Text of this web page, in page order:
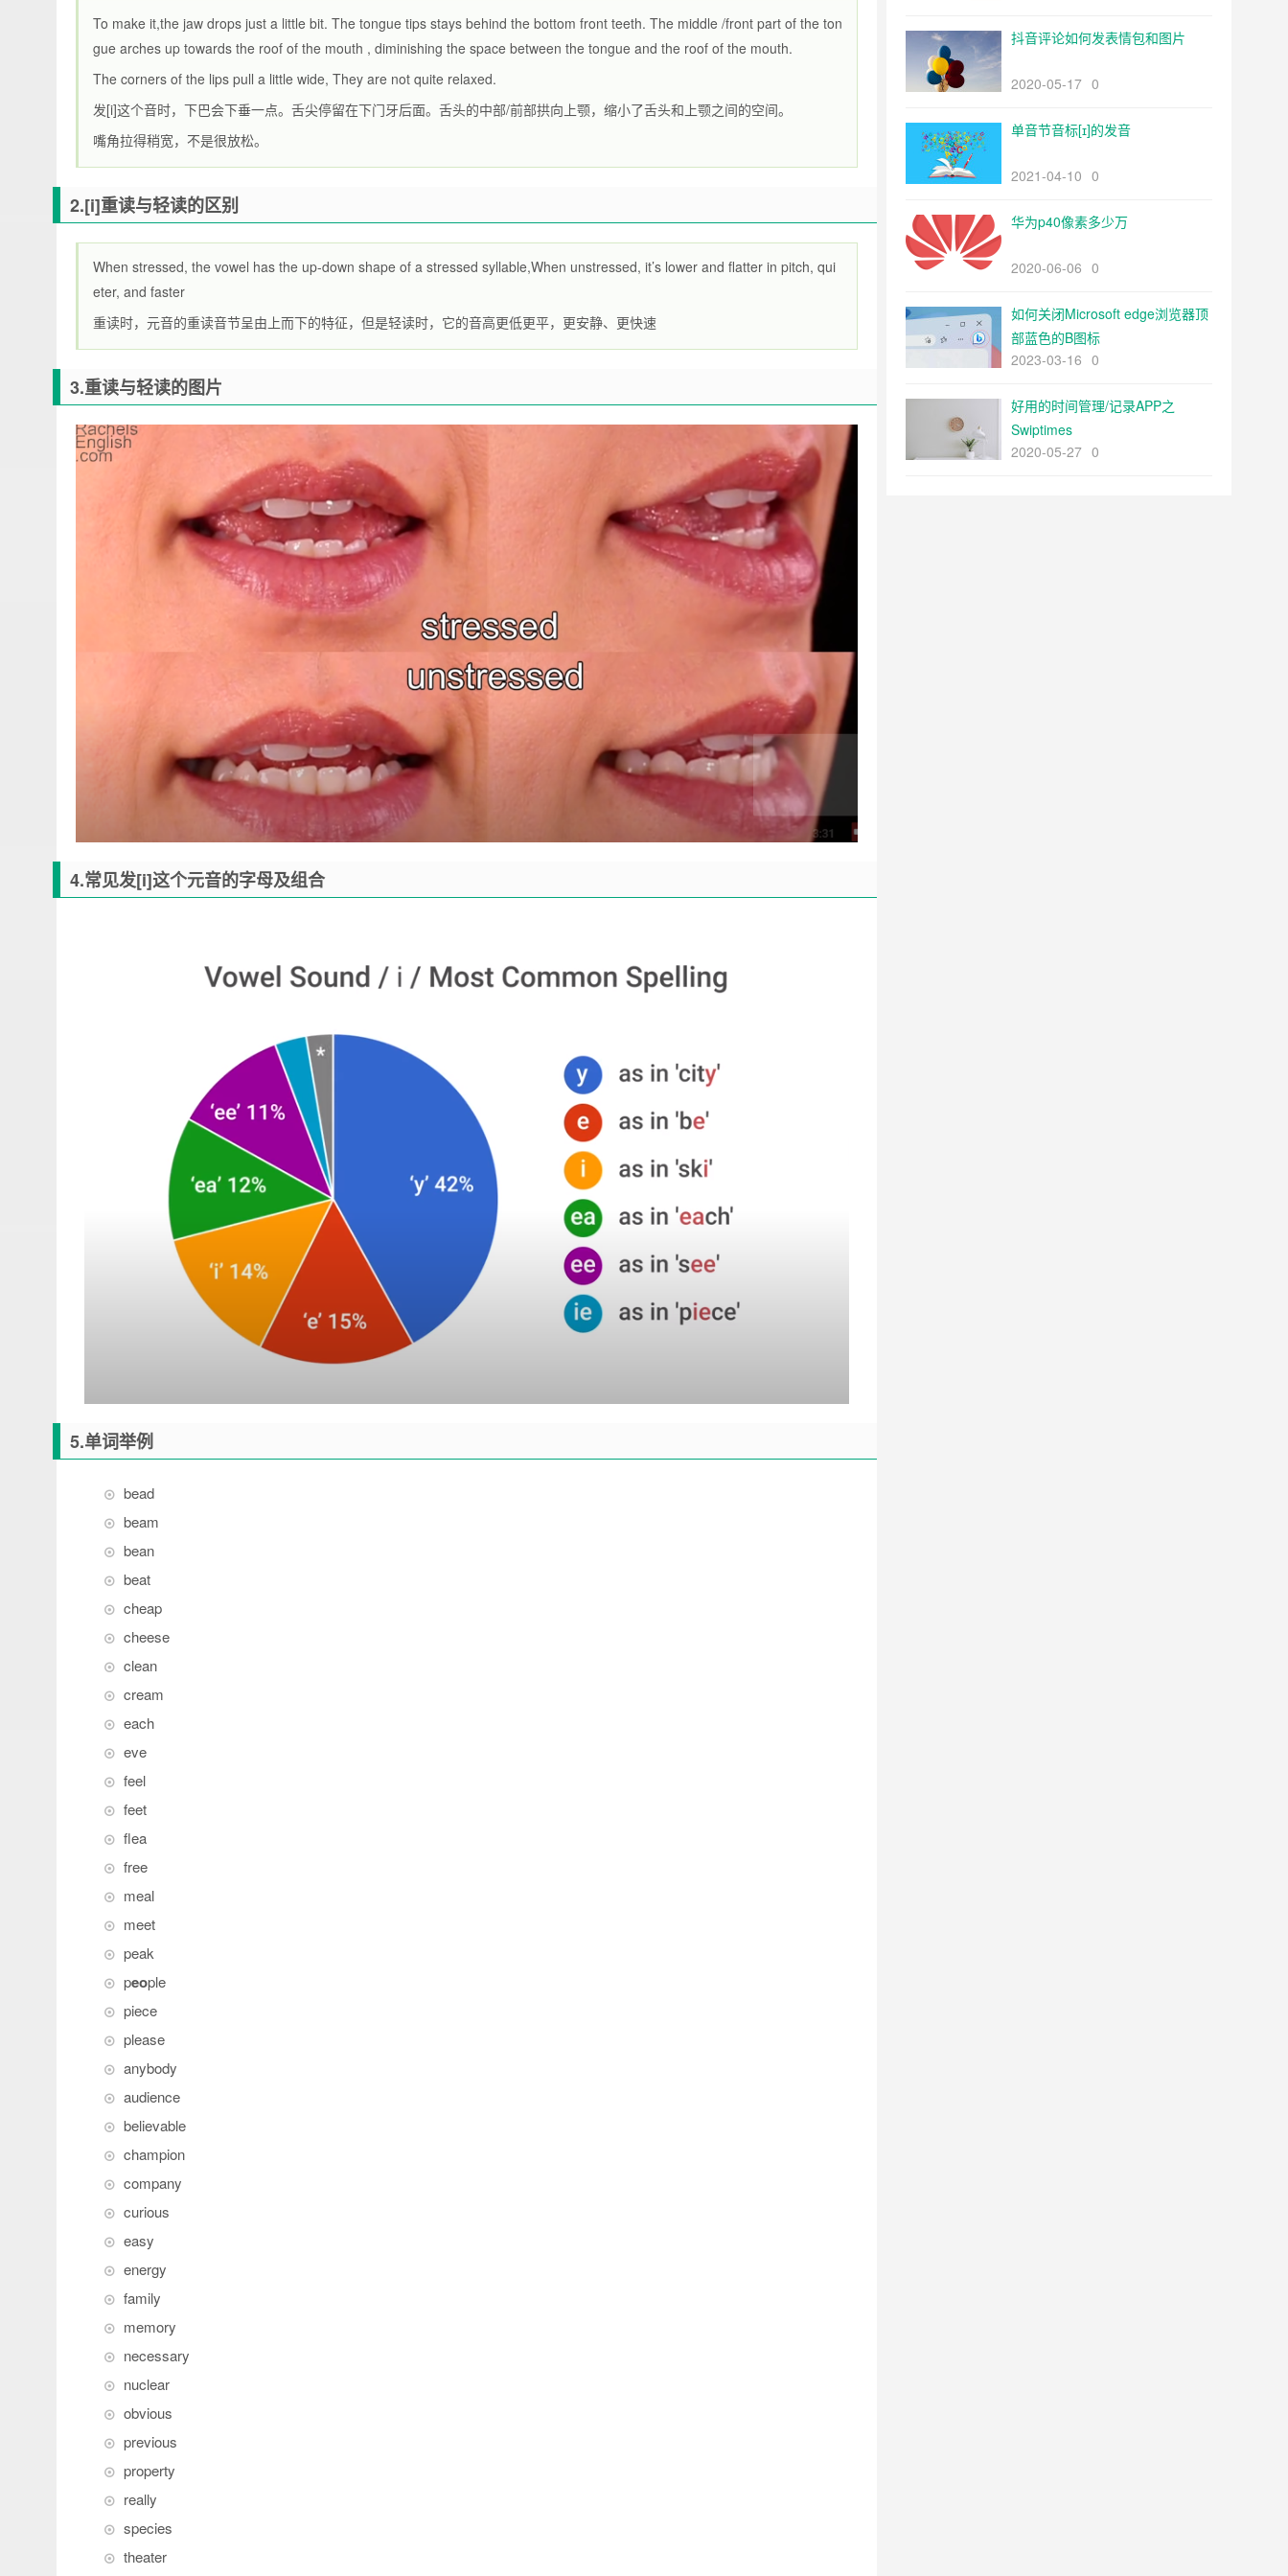
To make it,the jaw drops just a little bit. The tongue tips stays behind the bottom front teeth. The middle /front part of the ton
gue arches up towards the roof of the mouth , diminishing the space between the tongue and the roof of the mouth.
The corners of the lips pull a little wide, They are not quite relaxed.
发[i]这个音时，下巴会下垂一点。舌尖停留在下门牙后面。舌头的中部/前部拱向上颚，缩小了舌头和上颚之间的空间。
嘴角拉得稍宽，不是很放松。
2.[i]重读与轻读的区别
When stressed, the vowel has the up-down shape of a stressed syllable,When unstressed, it’s lower and flatter in pitch, qui
eter, and faster
重读时，元音的重读音节呈由上而下的特征，但是轻读时，它的音高更低更平，更安静、更快速
3.重读与轻读的图片
4.常见发[i]这个元音的字母及组合
5.单词举例
bead
beam
bean
beat
cheap
cheese
clean
cream
each
eve
feel
feet
flea
free
meal
meet
peak
people
piece
please
anybody
audience
believable
champion
company
curious
easy
energy
family
memory
necessary
nuclear
obvious
previous
property
really
species
theater
抖音评论如何发表情包和图片
2020-05-17 0
单音节音标[ɪ]的发音
2021-04-10 0
华为p40像素多少万
2020-06-06 0
如何关闭Microsoft edge浏览器顶
部蓝色的B图标
2023-03-16 0
好用的时间管理/记录APP之
Swiptimes
2020-05-27 0